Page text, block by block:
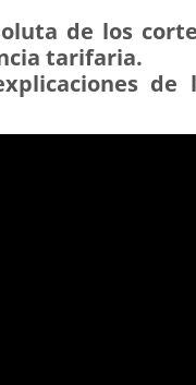
de los
tarifaria.